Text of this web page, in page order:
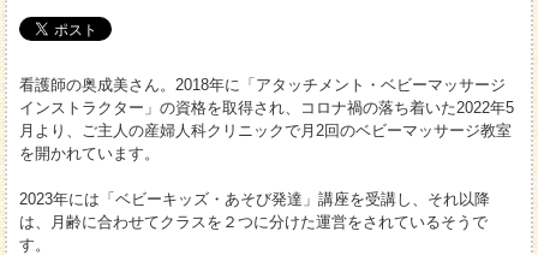
看護師の奥成美さん。2018年に「アタッチメント・ベビーマッサージ
インストラクター」の資格を取得され、コロナ禍の落ち着いた2022年5
月より、ご主人の産婦人科クリニックで月2回のベビーマッサージ教室
を開かれています。
2023年には「ベビーキッズ・あそび発達」講座を受講し、それ以降
は、月齢に合わせてクラスを２つに分けた運営をされているそうで
す。